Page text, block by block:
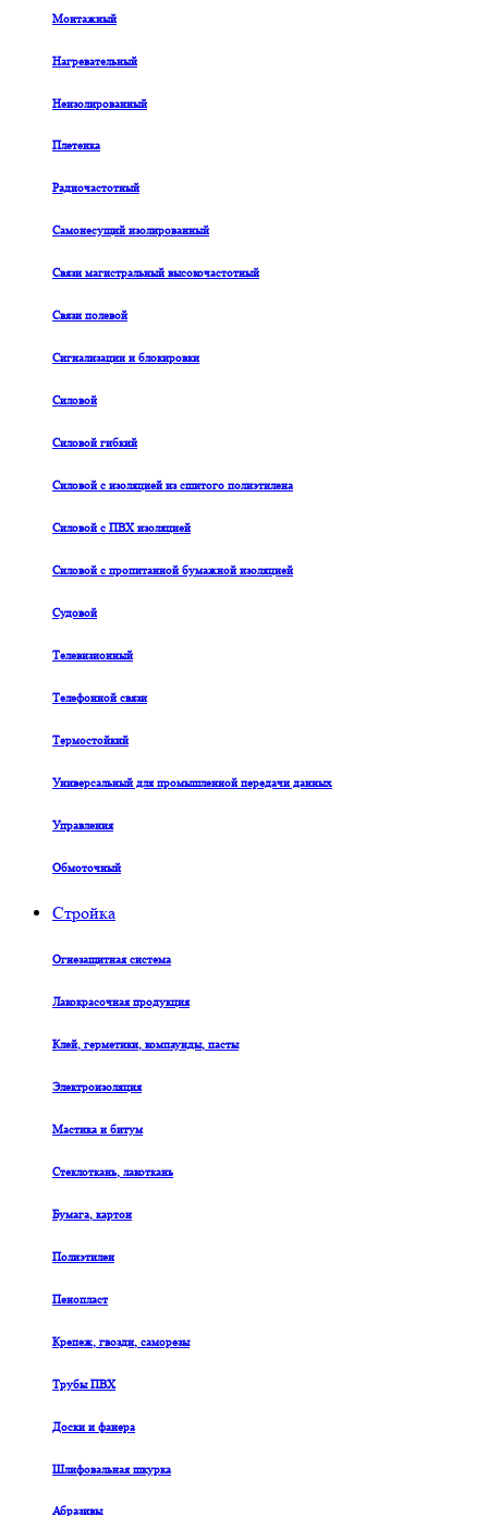
Монтажный
Нагревательный
Неизолированный
Плетенка
Радиочастотный
Самонесущий изолированный
Связи магистральный высокочастотный
Связи полевой
Сигнализации и блокировки
Силовой
Силовой гибкий
Силовой с изоляцией из сшитого полиэтилена
Силовой с ПВХ изоляцией
Силовой с пропитанной бумажной изоляцией
Судовой
Телевизионный
Телефонной связи
Термостойкий
Универсальный для промышленной передачи данных
Управления
Обмоточный
Стройка
Огнезащитная система
Лакокрасочная продукция
Клей, герметики, компаунды, пасты
Электроизоляция
Мастика и битум
Стеклоткань, лакоткань
Бумага, картон
Полиэтилен
Пенопласт
Крепеж, гвозди, саморезы
Трубы ПВХ
Доски и фанера
Шлифовальная шкурка
Абразивы